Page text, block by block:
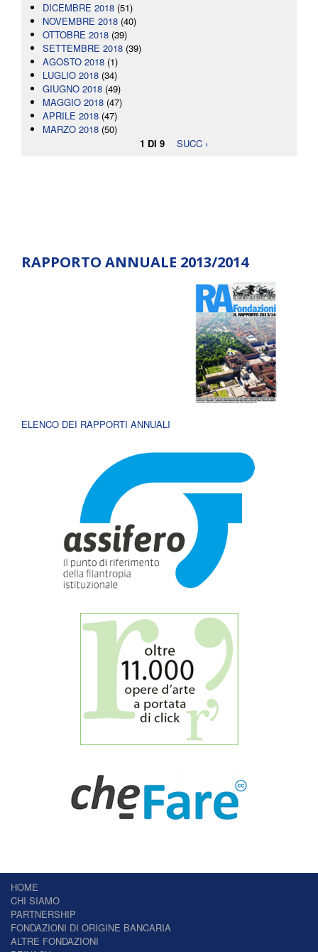
DICEMBRE 2018 (51)
NOVEMBRE 2018 (40)
OTTOBRE 2018 (39)
SETTEMBRE 2018 (39)
AGOSTO 2018 (1)
LUGLIO 2018 (34)
GIUGNO 2018 (49)
MAGGIO 2018 (47)
APRILE 2018 (47)
MARZO 2018 (50)
1 DI 9
SUCC ›
RAPPORTO ANNUALE 2013/2014
ELENCO DEI RAPPORTI ANNUALI
HOME
CHI SIAMO
PARTNERSHIP
FONDAZIONI DI ORIGINE BANCARIA
ALTRE FONDAZIONI